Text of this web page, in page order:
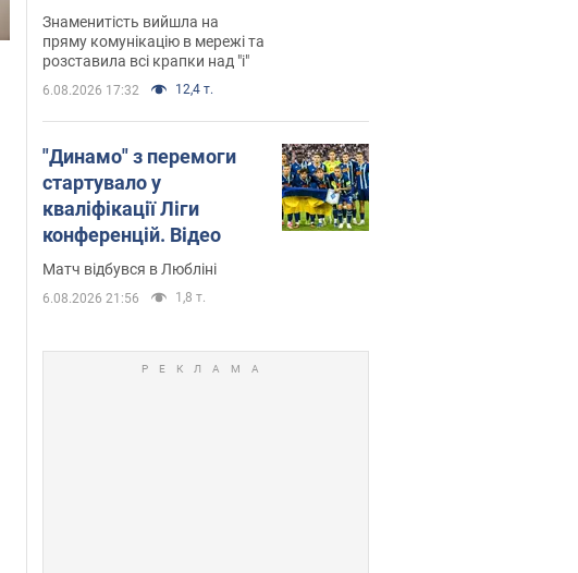
захейтили
Знаменитість вийшла на
пряму комунікацію в мережі та
розставила всі крапки над "і"
6.08.2026 17:32 12,4 т.
"Динамо" з перемоги
стартувало у
кваліфікації Ліги
конференцій. Відео
Матч відбувся в Любліні
6.08.2026 21:56 1,8 т.